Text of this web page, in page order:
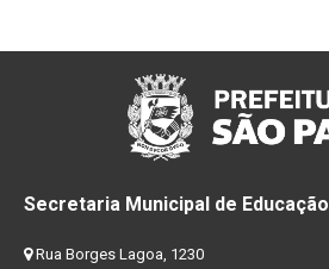
Secretaria Municipal de Educação
Rua Borges Lagoa, 1230